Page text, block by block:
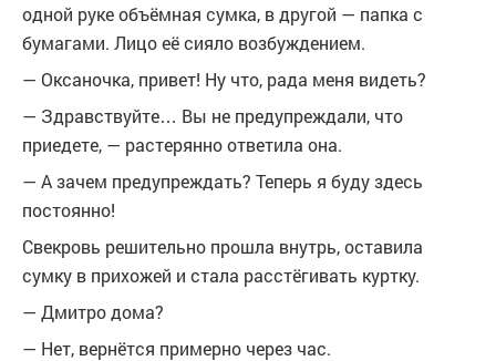
одной руке объёмная сумка, в другой — папка с
бумагами. Лицо её сияло возбуждением.
— Оксаночка, привет! Ну что, рада меня видеть?
— Здравствуйте… Вы не предупреждали, что
приедете, — растерянно ответила она.
— А зачем предупреждать? Теперь я буду здесь
постоянно!
Свекровь решительно прошла внутрь, оставила
сумку в прихожей и стала расстёгивать куртку.
— Дмитро дома?
— Нет, вернётся примерно через час.